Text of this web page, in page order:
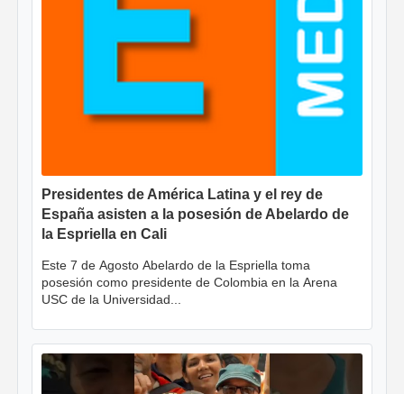
Presidentes de América Latina y el rey de
España asisten a la posesión de Abelardo de
la Espriella en Cali
Este 7 de Agosto Abelardo de la Espriella toma
posesión como presidente de Colombia en la Arena
USC de la Universidad...